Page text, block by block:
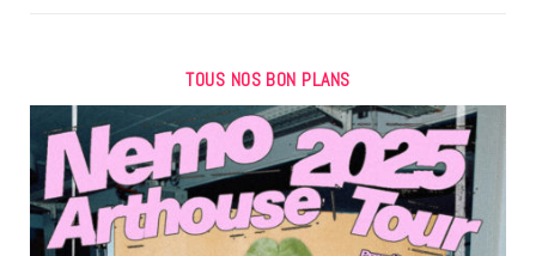
TOUS NOS BON PLANS